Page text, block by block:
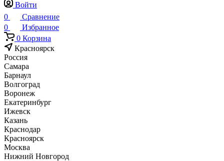
Войти
0
Сравнение
0
Избранное
0 Корзина
Красноярск
Россия
Самара
Барнаул
Волгоград
Воронеж
Екатеринбург
Ижевск
Казань
Краснодар
Красноярск
Москва
Нижний Новгород